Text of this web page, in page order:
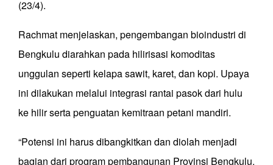
(23/4).
Rachmat menjelaskan, pengembangan bioindustri di
Bengkulu diarahkan pada hilirisasi komoditas
unggulan seperti kelapa sawit, karet, dan kopi. Upaya
ini dilakukan melalui integrasi rantai pasok dari hulu
ke hilir serta penguatan kemitraan petani mandiri.
“Potensi ini harus dibangkitkan dan diolah menjadi
bagian dari program pembangunan Provinsi Bengkulu.